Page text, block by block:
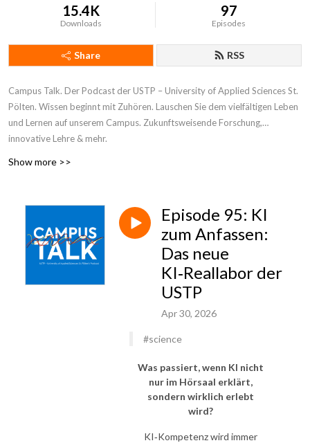
15.4K
Downloads
97
Episodes
Share RSS
Campus Talk. Der Podcast der USTP – University of Applied Sciences St.
Pölten. Wissen beginnt mit Zuhören. Lauschen Sie dem vielfältigen Leben
und Lernen auf unserem Campus. Zukunftsweisende Forschung,
innovative Lehre & mehr.
Show more >>
Episode 95: KI
zum Anfassen:
Das neue
KI‑Reallabor der
USTP
Apr 30, 2026
#science
Was passiert, wenn KI nicht
nur im Hörsaal erklärt,
sondern wirklich erlebt
wird?
KI‑Kompetenz wird immer